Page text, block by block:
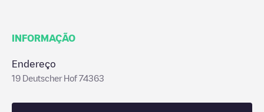
INFORMAÇÃO
Endereço
19 Deutscher Hof 74363